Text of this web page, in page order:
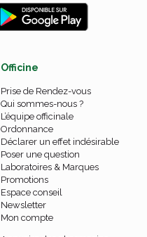
Officine
Prise de Rendez-vous
Qui sommes-nous ?
L’équipe officinale
Ordonnance
Déclarer un effet indésirable
Poser une question
Laboratoires & Marques
Promotions
Espace conseil
Newsletter
Mon compte